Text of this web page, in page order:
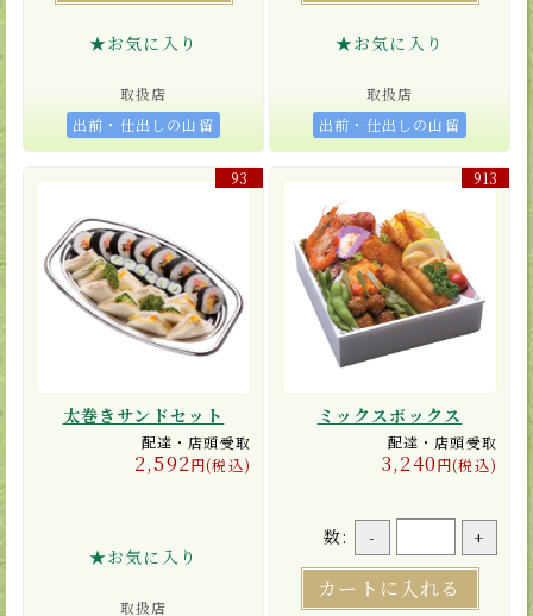
★お気に入り
取扱店
出前・仕出しの山留
★お気に入り
取扱店
出前・仕出しの山留
93
太巻きサンドセット
配達・店頭受取
2,592円(税込)
★お気に入り
取扱店
913
ミックスボックス
配達・店頭受取
3,240円(税込)
数: - +
カートに入れる